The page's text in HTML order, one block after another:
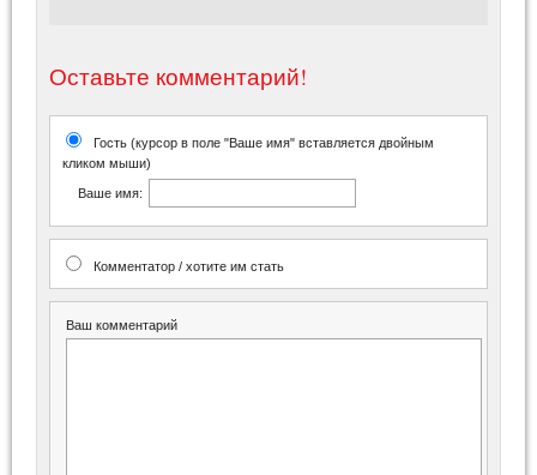
Оставьте комментарий!
Гость (курсор в поле "Ваше имя" вставляется двойным
кликом мыши)
Ваше имя:
Комментатор / хотите им стать
Ваш комментарий